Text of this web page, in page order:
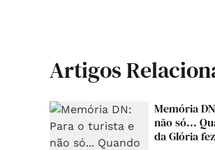
Artigos
Memória
não só...
da Glória